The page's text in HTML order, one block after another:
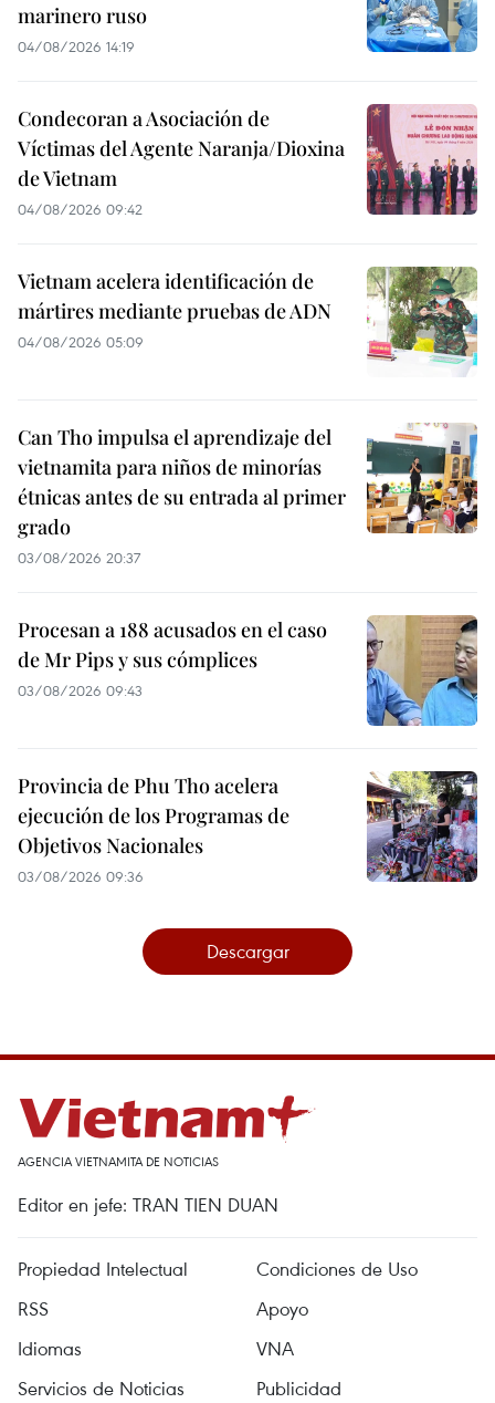
marinero ruso
04/08/2026 14:19
Condecoran a Asociación de
Víctimas del Agente Naranja/Dioxina
de Vietnam
04/08/2026 09:42
Vietnam acelera identificación de
mártires mediante pruebas de ADN
04/08/2026 05:09
Can Tho impulsa el aprendizaje del
vietnamita para niños de minorías
étnicas antes de su entrada al primer
grado
03/08/2026 20:37
Procesan a 188 acusados en el caso
de Mr Pips y sus cómplices
03/08/2026 09:43
Provincia de Phu Tho acelera
ejecución de los Programas de
Objetivos Nacionales
03/08/2026 09:36
Descargar
AGENCIA VIETNAMITA DE NOTICIAS
Editor en jefe: TRAN TIEN DUAN
Propiedad Intelectual
Condiciones de Uso
RSS
Apoyo
Idiomas
VNA
Servicios de Noticias
Publicidad